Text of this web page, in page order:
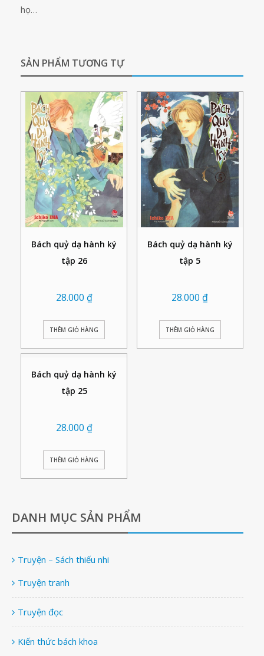
họ…
SẢN PHẨM TƯƠNG TỰ
Bách quỷ dạ hành ký
tập 26
28.000 ₫
THÊM GIỎ HÀNG
Bách quỷ dạ hành ký
tập 5
28.000 ₫
THÊM GIỎ HÀNG
Bách quỷ dạ hành ký
tập 25
28.000 ₫
THÊM GIỎ HÀNG
DANH MỤC SẢN PHẨM
Truyện – Sách thiếu nhi
Truyện tranh
Truyện đọc
Kiến thức bách khoa